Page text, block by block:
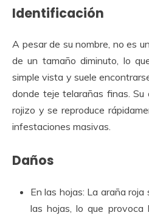
Identificación
A pesar de su nombre, no es
de un tamaño diminuto, lo
simple vista y suele
donde teje telarañas finas. Su
rojizo y se reproduce
infestaciones masivas.
Daños
En las hojas: La araña
las hojas, lo que provoca